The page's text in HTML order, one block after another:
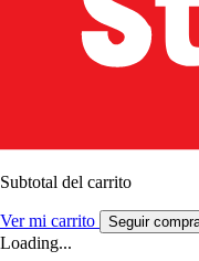
Subtotal del carrito
Ver mi carrito Seguir
Loading...